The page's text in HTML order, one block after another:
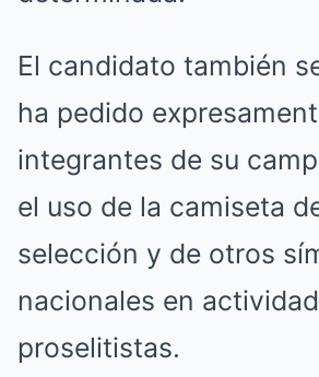
El candidato también
ha pedido
integrantes de su
el uso de la camiseta
selección y de otros
nacionales en
proselitistas.